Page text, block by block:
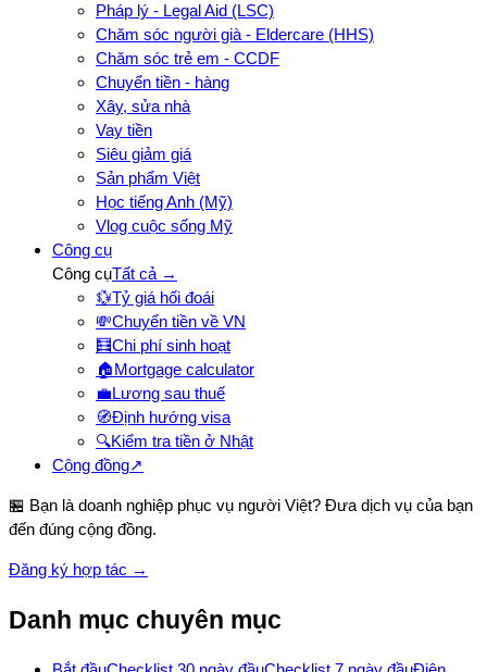
Pháp lý - Legal Aid (LSC)
Chăm sóc người già - Eldercare (HHS)
Chăm sóc trẻ em - CCDF
Chuyển tiền - hàng
Xây, sửa nhà
Vay tiền
Siêu giảm giá
Sản phẩm Việt
Học tiếng Anh (Mỹ)
Vlog cuộc sống Mỹ
Công cụ
Công cụTất cả →
💱Tỷ giá hối đoái
💸Chuyển tiền về VN
🧮Chi phí sinh hoạt
🏠Mortgage calculator
💼Lương sau thuế
🧭Định hướng visa
🔍Kiểm tra tiền ở Nhật
Cộng đồng↗
🏪 Bạn là doanh nghiệp phục vụ người Việt? Đưa dịch vụ của bạn
đến đúng cộng đồng.
Đăng ký hợp tác →
Danh mục chuyên mục